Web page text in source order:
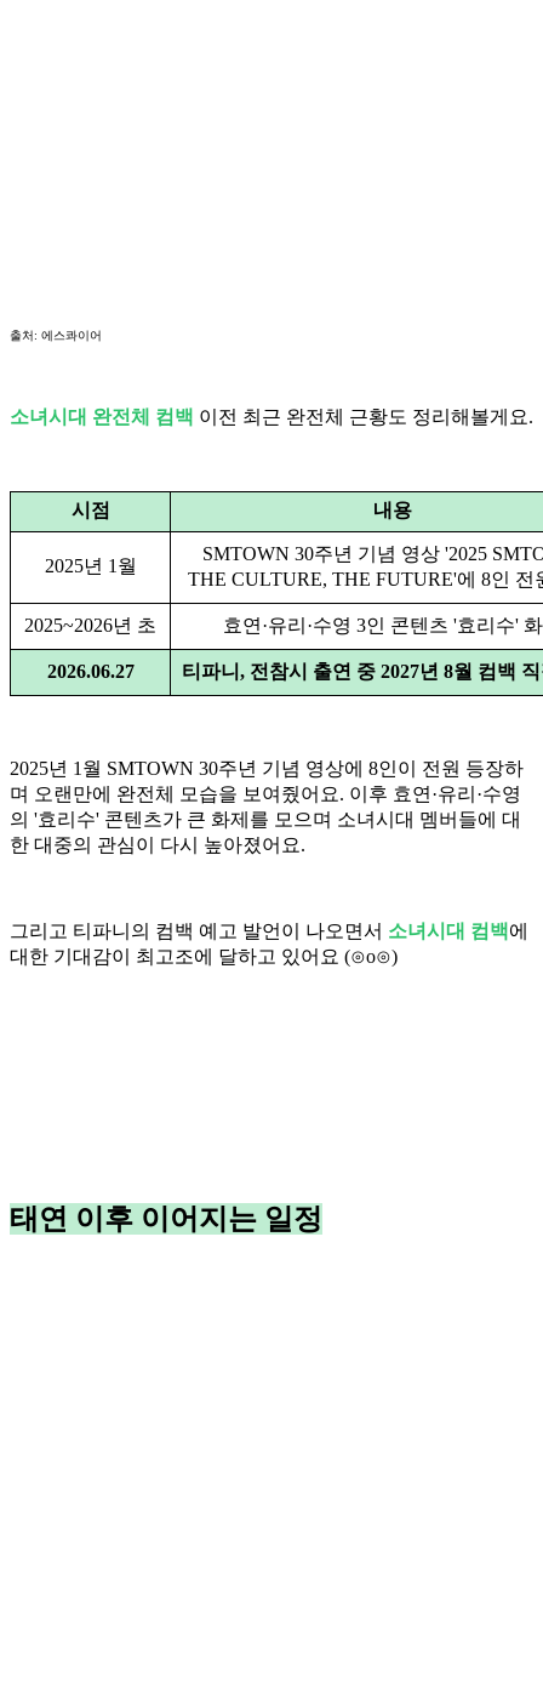
출처: 에스콰이어
소녀시대 완전체 컴백 이전 최근 완전체 근황도 정리해볼게요.
시점 내용
2025년 1월
SMTOWN 30주년 기념 영상 '2025
THE CULTURE, THE FUTURE'에 8인 전
2025~2026년 초 효연·유리·수영 3인 콘텐츠 '효리수'
2026.06.27 티파니, 전참시 출연 중 2027년 8월 컴백
2025년 1월 SMTOWN 30주년 기념 영상에 8인이 전원 등장하
며 오랜만에 완전체 모습을 보여줬어요. 이후 효연·유리·수영
의 '효리수' 콘텐츠가 큰 화제를 모으며 소녀시대 멤버들에 대
한 대중의 관심이 다시 높아졌어요.
그리고 티파니의 컴백 예고 발언이 나오면서 소녀시대 컴백에
대한 기대감이 최고조에 달하고 있어요 (⊙o⊙)
태연 이후 이어지는 일정